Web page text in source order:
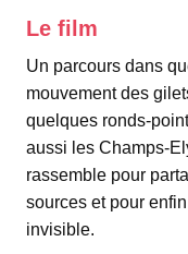
Le film
Un parcours dans
mouvement des
quelques ronds-
aussi les Champs-
rassemble pour
sources et pour
invisible.